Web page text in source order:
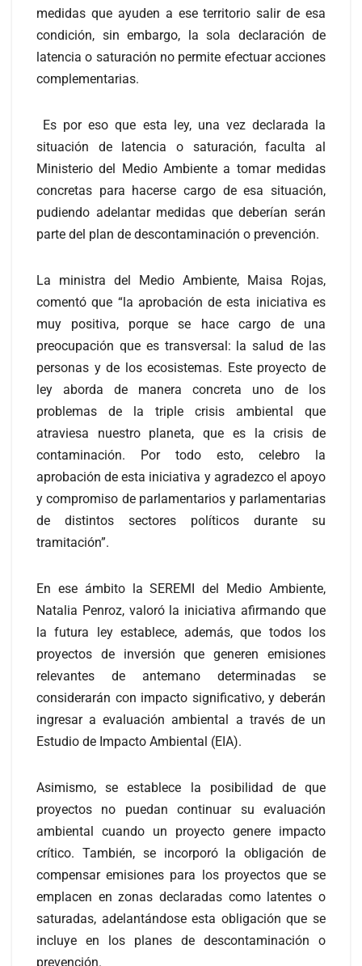
medidas que ayuden a ese territorio salir de esa
condición, sin embargo, la sola declaración de
latencia o saturación no permite efectuar acciones
complementarias.
Es por eso que esta ley, una vez declarada la
situación de latencia o saturación, faculta al
Ministerio del Medio Ambiente a tomar medidas
concretas para hacerse cargo de esa situación,
pudiendo adelantar medidas que deberían serán
parte del plan de descontaminación o prevención.
La ministra del Medio Ambiente, Maisa Rojas,
comentó que “la aprobación de esta iniciativa es
muy positiva, porque se hace cargo de una
preocupación que es transversal: la salud de las
personas y de los ecosistemas. Este proyecto de
ley aborda de manera concreta uno de los
problemas de la triple crisis ambiental que
atraviesa nuestro planeta, que es la crisis de
contaminación. Por todo esto, celebro la
aprobación de esta iniciativa y agradezco el apoyo
y compromiso de parlamentarios y parlamentarias
de distintos sectores políticos durante su
tramitación”.
En ese ámbito la SEREMI del Medio Ambiente,
Natalia Penroz, valoró la iniciativa afirmando que
la futura ley establece, además, que todos los
proyectos de inversión que generen emisiones
relevantes de antemano determinadas se
considerarán con impacto significativo, y deberán
ingresar a evaluación ambiental a través de un
Estudio de Impacto Ambiental (EIA).
Asimismo, se establece la posibilidad de que
proyectos no puedan continuar su evaluación
ambiental cuando un proyecto genere impacto
crítico. También, se incorporó la obligación de
compensar emisiones para los proyectos que se
emplacen en zonas declaradas como latentes o
saturadas, adelantándose esta obligación que se
incluye en los planes de descontaminación o
prevención.